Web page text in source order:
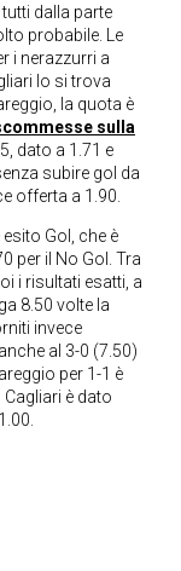
dalla parte
probabile. Le
i nerazzurri a
lo si trova
la quota è
sulla
dato a 1.71 e
subire gol da
offerta a 1.90.
Gol, che è
per il No Gol. Tra
i risultati esatti, a
8.50 volte la
invece
al 3-0 (7.50)
per 1-1 è
Cagliari è dato